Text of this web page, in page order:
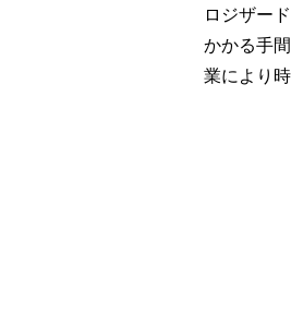
ロジザー
かかる手
業により